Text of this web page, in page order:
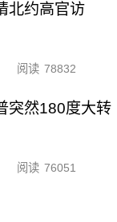
北约高官访
阅读 78832
突然180度大转
阅读 76051